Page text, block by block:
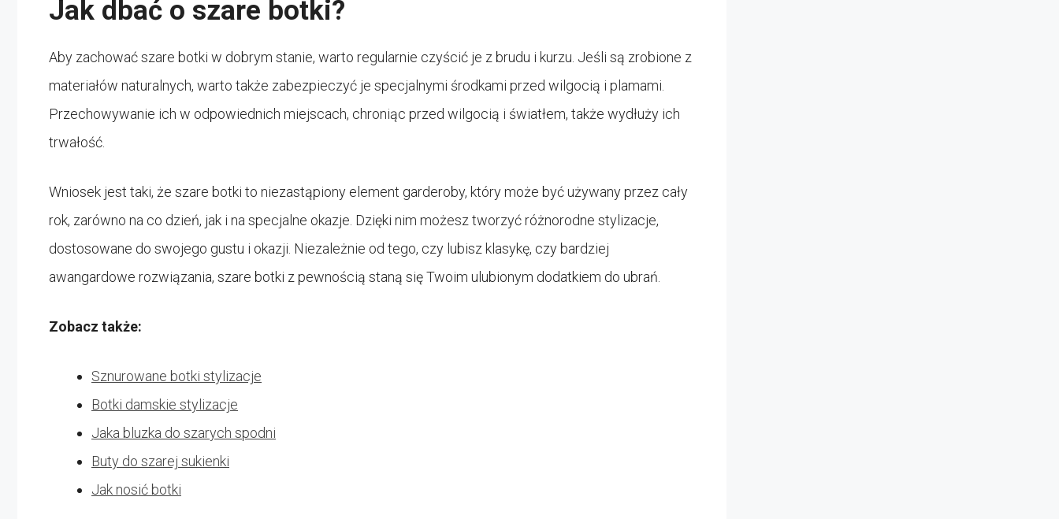
Jak dbać o szare botki?
Aby zachować szare botki w dobrym stanie, warto regularnie czyścić je z brudu i kurzu. Jeśli są zrobione z
materiałów naturalnych, warto także zabezpieczyć je specjalnymi środkami przed wilgocią i plamami.
Przechowywanie ich w odpowiednich miejscach, chroniąc przed wilgocią i światłem, także wydłuży ich
trwałość.
Wniosek jest taki, że szare botki to niezastąpiony element garderoby, który może być używany przez cały
rok, zarówno na co dzień, jak i na specjalne okazje. Dzięki nim możesz tworzyć różnorodne stylizacje,
dostosowane do swojego gustu i okazji. Niezależnie od tego, czy lubisz klasykę, czy bardziej
awangardowe rozwiązania, szare botki z pewnością staną się Twoim ulubionym dodatkiem do ubrań.
Zobacz także:
Sznurowane botki stylizacje
Botki damskie stylizacje
Jaka bluzka do szarych spodni
Buty do szarej sukienki
Jak nosić botki